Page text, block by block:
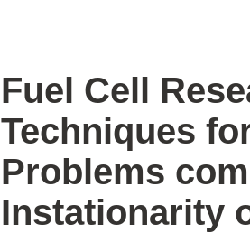
Fuel Cell
Techniques
Problems
Instationarity